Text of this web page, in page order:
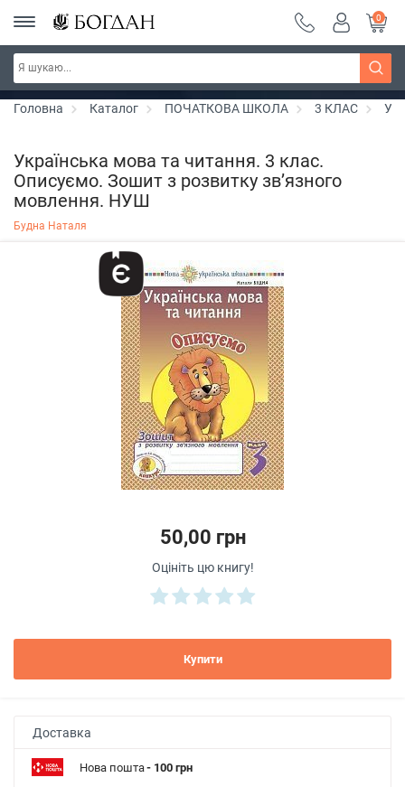
РОЗПРОДАЖ ~ 150 грн ~ 200 грн ~ 250 грн ~
300 грн ~ РОЗПРОДАЖ
Дізнатись більше
0
Головна Каталог ПОЧАТКОВА ШКОЛА 3 КЛАС
Українська мова та читання. 3 клас.
Описуємо. Зошит з розвитку зв’язного
мовлення. НУШ
Будна Наталя
50,00 грн
Оцініть цю книгу!
Купити
Доставка
Нова пошта- 100 грн